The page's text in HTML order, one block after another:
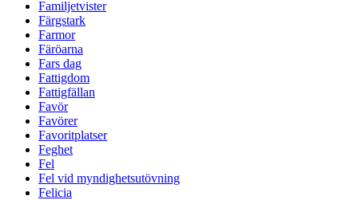
Familjetvister
Färgstark
Farmor
Färöarna
Fars dag
Fattigdom
Fattigfällan
Favör
Favörer
Favoritplatser
Feghet
Fel
Fel vid myndighetsutövning
Felicia